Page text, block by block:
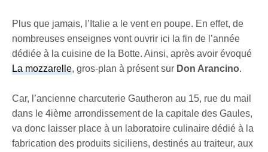
Plus que jamais, l’Italie a le vent en poupe. En effet, de
nombreuses enseignes vont ouvrir ici la fin de l’année
dédiée à la cuisine de la Botte. Ainsi, après avoir évoqué
La mozzarelle, gros-plan à présent sur Don Arancino.
Car, l’ancienne charcuterie Gautheron au 15, rue du mail
dans le 4ième arrondissement de la capitale des Gaules,
va donc laisser place à un laboratoire culinaire dédié à la
fabrication des produits siciliens, destinés au traiteur, aux